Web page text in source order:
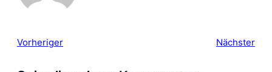
Vorheriger Nächster